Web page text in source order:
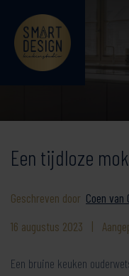
Een tijdloze
Geschreven door Coen van
16 augustus 2023
|
Een bruine keuken